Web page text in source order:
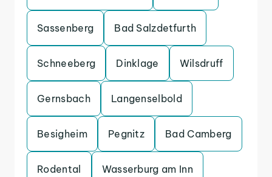
Sassenberg Bad Salzdetfurth
Schneeberg Dinklage Wilsdruff
Gernsbach Langenselbold
Besigheim Pegnitz Bad Camberg
Rodental Wasserburg am Inn